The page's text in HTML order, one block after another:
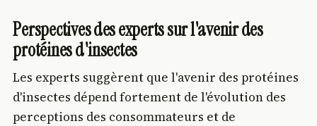
Perspectives des experts sur l'avenir des
protéines d'insectes
Les experts suggèrent que l'avenir des protéines
d'insectes dépend fortement de l'évolution des
perceptions des consommateurs et de